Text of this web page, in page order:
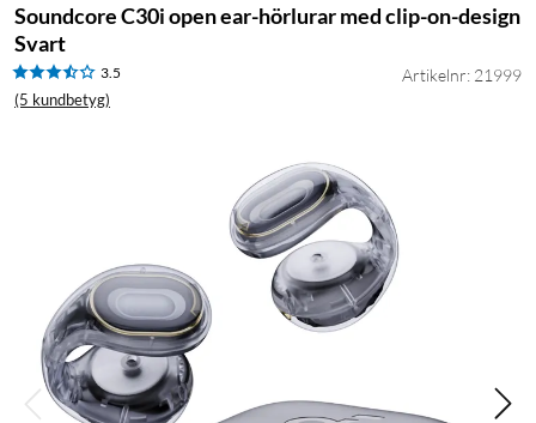
Soundcore C30i open ear-hörlurar med clip-on-design
Svart
3.5
(5 kundbetyg)
Artikelnr: 21999